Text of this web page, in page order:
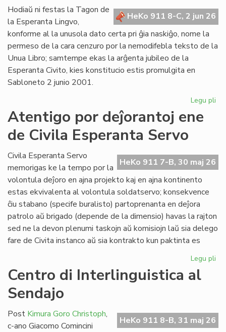
HeKo 911 8-C, 2 jun 26
Hodiaŭ ni festas la Tagon de
la Esperanta Lingvo,
konforme al la unusola dato certa pri ĝia naskiĝo, nome la
permeso de la cara cenzuro por la nemodifebla teksto de la
Unua Libro; samtempe ekas la arĝenta jubileo de la
Esperanta Civito, kies konstitucio estis promulgita en
Sabloneto 2 junio 2001.
Legu pli
Atentigo por deĵorantoj ene
de Civila Esperanta Servo
HeKo 911 7-B, 30 maj 26
Civila Esperanta Servo
memorigas ke la tempo por la
volontula deĵoro en ajna projekto kaj en ajna kontinento
estas ekvivalenta al volontula soldatservo; konsekvence
ĉiu stabano (specife buralisto) partoprenanta en deĵora
patrolo aŭ brigado (depende de la dimensio) havas la rajton
sed ne la devon plenumi taskojn aŭ komisiojn laŭ sia delego
fare de Civita instanco aŭ sia kontrakto kun paktinta es
Legu pli
de
Centro di Interlinguistica al
Sendajo
HeKo 911 8-B, 31 maj 26
Post Kimura Goro Christoph,
c-ano Giacomo Comincini